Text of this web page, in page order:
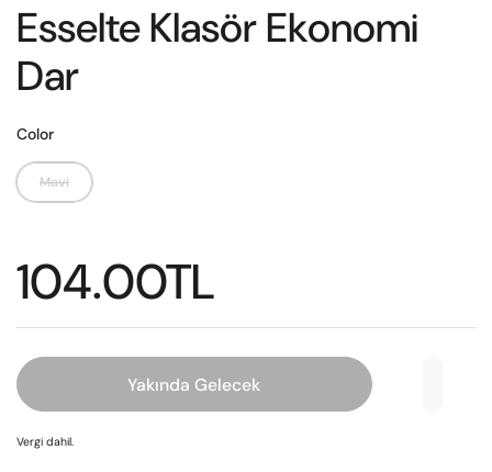
Esselte Klasör Ekonomi
Dar
Color
Mavi
104.00TL
Yakında Gelecek
Vergi dahil.